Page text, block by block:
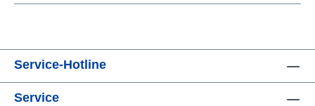
Service-Hotline
Service